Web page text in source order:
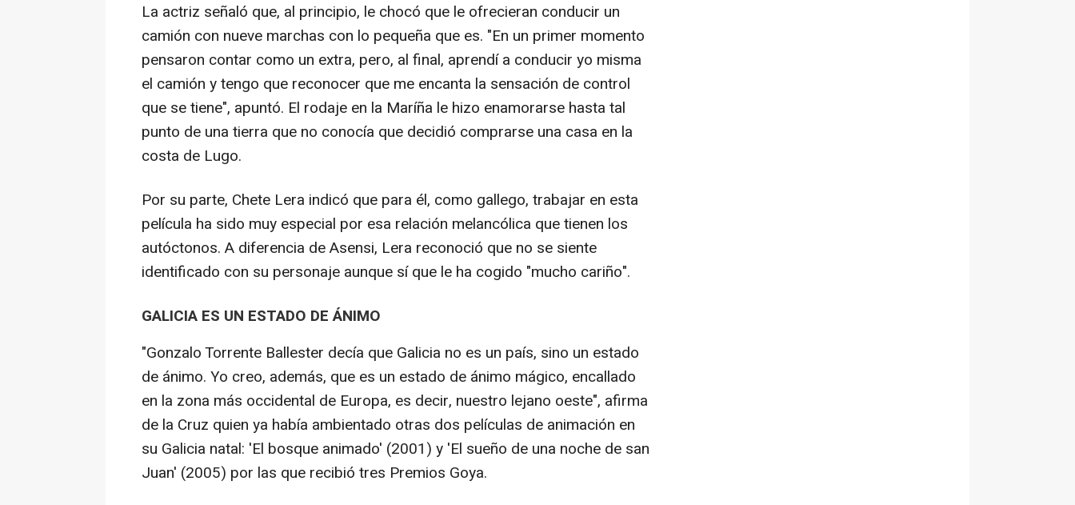
La actriz señaló que, al principio, le chocó que le ofrecieran conducir un
camión con nueve marchas con lo pequeña que es. "En un primer momento
pensaron contar como un extra, pero, al final, aprendí a conducir yo misma
el camión y tengo que reconocer que me encanta la sensación de control
que se tiene", apuntó. El rodaje en la Maríña le hizo enamorarse hasta tal
punto de una tierra que no conocía que decidió comprarse una casa en la
costa de Lugo.
Por su parte, Chete Lera indicó que para él, como gallego, trabajar en esta
película ha sido muy especial por esa relación melancólica que tienen los
autóctonos. A diferencia de Asensi, Lera reconoció que no se siente
identificado con su personaje aunque sí que le ha cogido "mucho cariño".
GALICIA ES UN ESTADO DE ÁNIMO
"Gonzalo Torrente Ballester decía que Galicia no es un país, sino un estado
de ánimo. Yo creo, además, que es un estado de ánimo mágico, encallado
en la zona más occidental de Europa, es decir, nuestro lejano oeste", afirma
de la Cruz quien ya había ambientado otras dos películas de animación en
su Galicia natal: 'El bosque animado' (2001) y 'El sueño de una noche de san
Juan' (2005) por las que recibió tres Premios Goya.